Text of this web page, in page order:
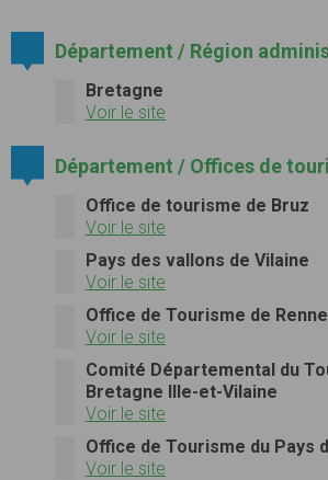
Département / Région
Bretagne
Voir le site
Département / Offices de
Office de tourisme de Bruz
Voir le site
Pays des vallons de Vilaine
Voir le site
Office de Tourisme de
Voir le site
Comité Départemental du
Bretagne Ille-et-Vilaine
Voir le site
Office de Tourisme du Pays
Voir le site